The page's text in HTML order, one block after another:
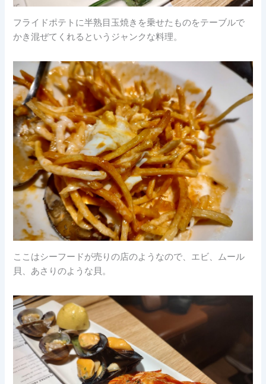
フライドポテトに半熟目玉焼きを乗せたものをテーブルで
かき混ぜてくれるというジャンクな料理。
ここはシーフードが売りの店のようなので、エビ、ムール
貝、あさりのような貝。